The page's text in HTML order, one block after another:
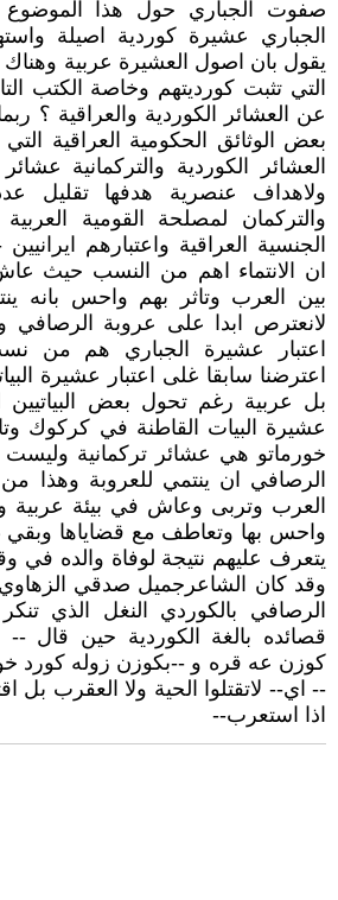
صفوت الجباري حول هذا الموضوع
الجباري عشيرة كوردية اصيلة
يقول بان اصول العشيرة عربية وهناك
التي تثبت كورديتهم وخاصة الكتب
عن العشائر الكوردية والعراقية ؟
بعض الوثائق الحكومية العراقية
العشائر الكوردية والتركمانية
ولاهداف عنصرية هدفها تقليل
والتركمان لمصلحة القومية
الجنسية العراقية واعتبارهم
ان الانتماء اهم من النسب حيث
بين العرب وتاثر بهم واحس بانه
لانعترص ابدا على عروبة الرصافي
اعتبار عشيرة الجباري هم من
اعترضنا سابقا غلى اعتبار عشيرة
بل عربية رغم تحول بعض البياتيين
عشيرة البيات القاطنة في كركوك
خورماتو هي عشائر تركمانية وليست
الرصافي ان ينتمي للعروبة وهذا
العرب وتربى وعاش في بيئة عربية
واحس بها وتعاطف مع قضاياها وبقي
يتعرف عليهم نتيجة لوفاة والده في
وقد كان الشاعرجميل صدقي
الرصافي بالكوردي النغل الذي
قصائده بالغة الكوردية حين قال
كوزن عه قره و --بكوزن زوله كورد
-- اي-- لاتقتلوا الحية ولا العقرب بل
اذا استعرب--